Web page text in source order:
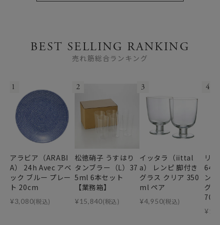
BEST SELLING RANKING
売れ筋総合ランキング
1
アラビア（ARABI
A） 24h Avec アベ
ック ブルー プレー
ト 20cm
¥3,080(税込)
2
松徳硝子 うすはり
タンブラー（L）37
5ml 6本セット
【業務箱】
¥15,840(税込)
3
イッタラ（iittal
a） レンピ 脚付き
グラス クリア 350
ml ペア
¥4,950(税込)
4
リ
ン
グ
¥